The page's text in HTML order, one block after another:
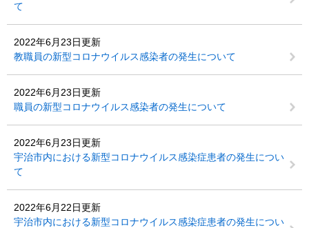
て
2022年6月23日更新
教職員の新型コロナウイルス感染者の発生について
2022年6月23日更新
職員の新型コロナウイルス感染者の発生について
2022年6月23日更新
宇治市内における新型コロナウイルス感染症患者の発生につい
て
2022年6月22日更新
宇治市内における新型コロナウイルス感染症患者の発生につい